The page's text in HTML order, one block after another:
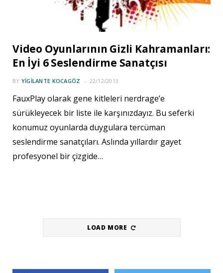
Video Oyunlarının Gizli Kahramanları:
En İyi 6 Seslendirme Sanatçısı
BY YIGILANTE KOCAGÖZ 22/12/2013
FauxPlay olarak gene kitleleri nerdrage’e
sürükleyecek bir liste ile karşınızdayız. Bu seferki
konumuz oyunlarda duygulara tercüman
seslendirme sanatçıları. Aslında yıllardır gayet
profesyonel bir çizgide…
LOAD MORE